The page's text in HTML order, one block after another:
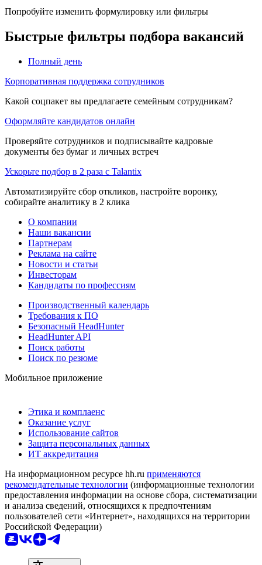
Попробуйте изменить формулировку или фильтры
Быстрые фильтры подбора вакансий
Полный день
Корпоративная поддержка сотрудников
Какой соцпакет вы предлагаете семейным сотрудникам?
Оформляйте кандидатов онлайн
Проверяйте сотрудников и подписывайте кадровые
документы без бумаг и личных встреч
Ускорьте подбор в 2 раза с Talantix
Автоматизируйте сбор откликов, настройте воронку,
собирайте аналитику в 2 клика
О компании
Наши вакансии
Партнерам
Реклама на сайте
Новости и статьи
Инвесторам
Кандидаты по профессиям
Производственный календарь
Требования к ПО
Безопасный HeadHunter
HeadHunter API
Поиск работы
Поиск по резюме
Мобильное приложение
Этика и комплаенс
Оказание услуг
Использование сайтов
Защита персональных данных
ИТ аккредитация
На информационном ресурсе hh.ru применяются
рекомендательные технологии (информационные технологии
предоставления информации на основе сбора, систематизации
и анализа сведений, относящихся к предпочтениям
пользователей сети «Интернет», находящихся на территории
Российской Федерации)